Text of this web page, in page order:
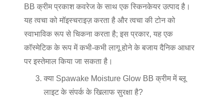
BB क्रीम प्रकाश कवरेज के साथ एक स्किनकेयर उत्पाद है।
यह त्वचा को मॉइस्चराइज़ करता है और त्वचा की टोन को
स्वाभाविक रूप से चिकना करता है; इस प्रकार, यह एक
कॉस्मेटिक के रूप में कभी-कभी लागू होने के बजाय दैनिक आधार
पर इस्तेमाल किया जा सकता है।
क्या Spawake Moisture Glow BB क्रीम में ब्लू
लाइट के संपर्क के खिलाफ सुरक्षा है?